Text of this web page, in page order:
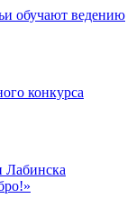
обучают ведению
конкурса
Лабинска